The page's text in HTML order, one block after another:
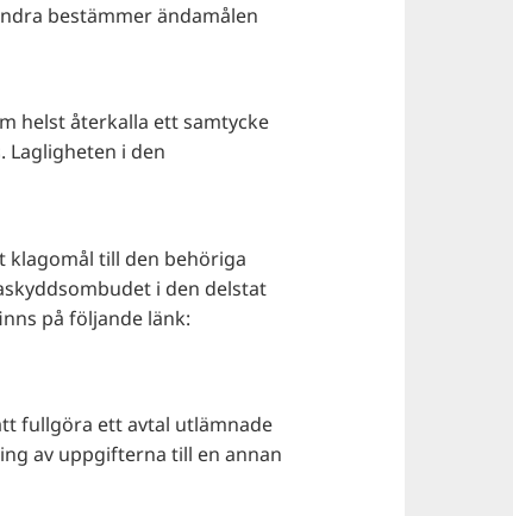
bestämmer ändamålen
helst återkalla ett samtycke
i den
klagomål till den behöriga
i den delstat
på följande länk:
fullgöra ett avtal utlämnade
av uppgifterna till en annan